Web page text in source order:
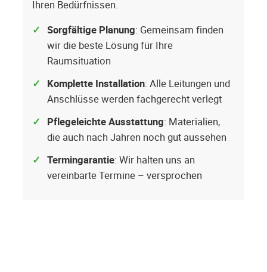
Ihren Bedürfnissen.
Sorgfältige Planung: Gemeinsam finden
wir die beste Lösung für Ihre
Raumsituation
Komplette Installation: Alle Leitungen und
Anschlüsse werden fachgerecht verlegt
Pflegeleichte Ausstattung: Materialien,
die auch nach Jahren noch gut aussehen
Termingarantie: Wir halten uns an
vereinbarte Termine – versprochen